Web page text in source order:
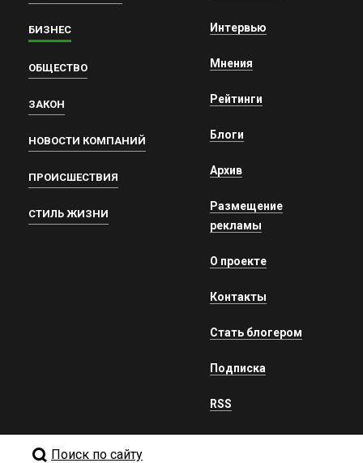
БИЗНЕС
ОБЩЕСТВО
ЗАКОН
НОВОСТИ КОМПАНИЙ
ПРОИСШЕСТВИЯ
СТИЛЬ ЖИЗНИ
Интервью
Мнения
Рейтинги
Блоги
Архив
Размещение
рекламы
О проекте
Контакты
Стать блогером
Подписка
RSS
Поиск по сайту